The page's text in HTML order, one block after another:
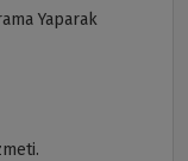
Yaparak